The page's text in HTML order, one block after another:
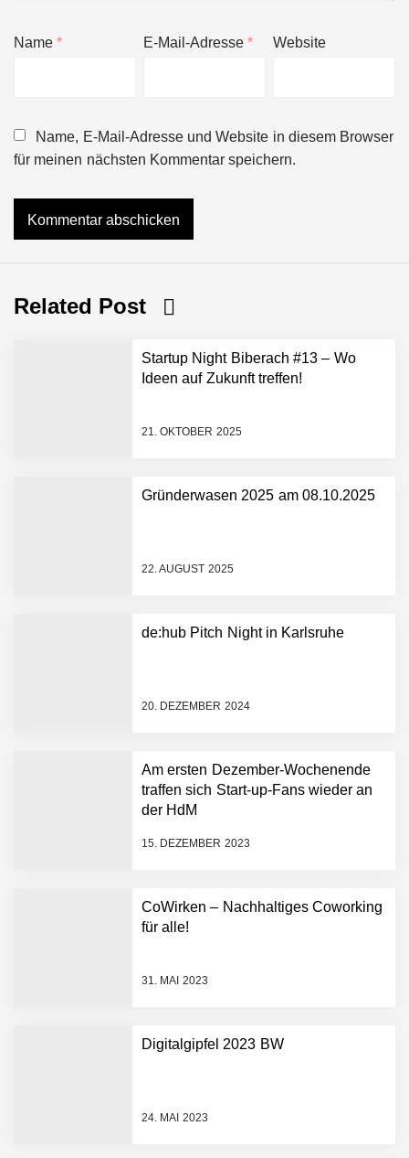
Name* E-Mail-Adresse* Website
Name, E-Mail-Adresse und Website in diesem Browser
für meinen nächsten Kommentar speichern.
Related Post
Startup Night Biberach #13 – Wo
Ideen auf Zukunft treffen!
21. OKTOBER 2025
Gründerwasen 2025 am 08.10.2025
22. AUGUST 2025
de:hub Pitch Night in Karlsruhe
20. DEZEMBER 2024
Am ersten Dezember-Wochenende
traffen sich Start-up-Fans wieder an
der HdM
15. DEZEMBER 2023
CoWirken – Nachhaltiges Coworking
für alle!
31. MAI 2023
Digitalgipfel 2023 BW
24. MAI 2023
Dollar bekannt, um den
Plattform zu beschleunigen
NEURA Robotics und
AI breit auszurollen
Humanoider Roboter bringt
Hightech ins Stadion
Simulationsdienstleistung in
FiniteNow ermöglicht
Entwicklungsprozesse
Pyck im Employer Portrait